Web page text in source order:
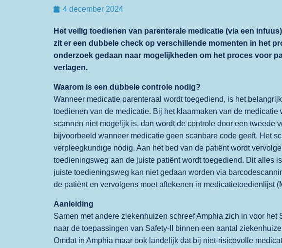
4 december 2024
Het veilig toedienen van parenterale medicatie (via een
zit er een dubbele check op verschillende momenten in het
onderzoek gedaan naar mogelijkheden om het proces voor
verlagen.
Waarom is een dubbele controle nodig?
Wanneer medicatie parenteraal wordt toegediend, is het
toedienen van de medicatie. Bij het klaarmaken van de
scannen niet mogelijk is, dan wordt de controle door een
bijvoorbeeld wanneer medicatie geen scanbare code geeft. Het
verpleegkundige nodig. Aan het bed van de patiënt wordt
toedieningsweg aan de juiste patiënt wordt toegediend. Dit alles
juiste toedieningsweg kan niet gedaan worden via
de patiënt en vervolgens moet aftekenen in medicatietoedienlijst
Aanleiding
Samen met andere ziekenhuizen schreef Amphia zich in voor
naar de toepassingen van Safety-II binnen een aantal
Omdat in Amphia maar ook landelijk dat bij niet-risicovolle